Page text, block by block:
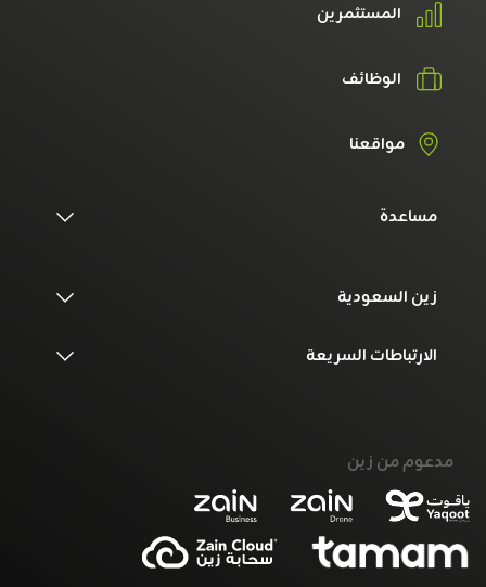
المستثمرين
الوظائف
مواقعنا
مساعدة
زين السعودية
الارتباطات السريعة
مدعوم من زين